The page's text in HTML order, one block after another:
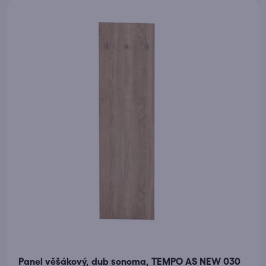
Panel věšákový, dub sonoma, TEMPO AS NEW 030